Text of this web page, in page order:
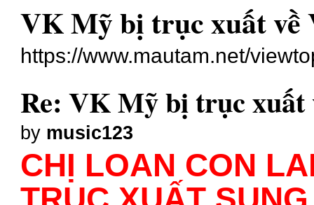
VK Mỹ bị trục xuất về
https://www.mautam.net/
Re: VK Mỹ bị trục xuất
by music123
CHỊ LOAN CON